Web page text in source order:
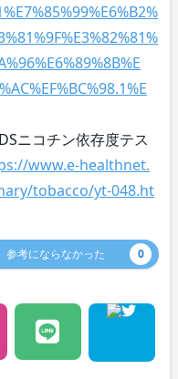
ニコチン依存度テス
www.e-healthnet.
tobacco/yt-048.ht
参考にならなかった 0